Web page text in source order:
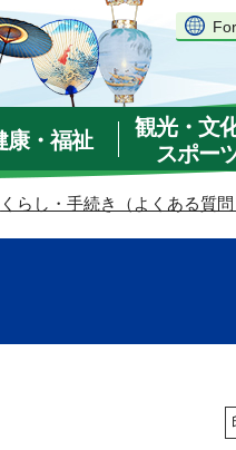
康・福祉
観光・文
スポー
くらし・手続き（よくある質問